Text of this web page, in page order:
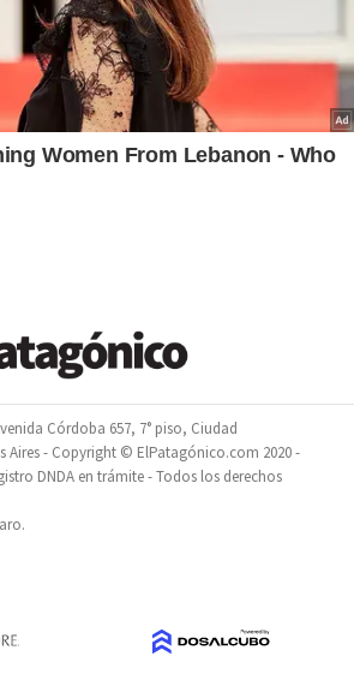
Córdoba 657, 7° piso, Ciudad
Aires - Copyright © ElPatagónico.com 2020 -
DNDA en trámite - Todos los derechos